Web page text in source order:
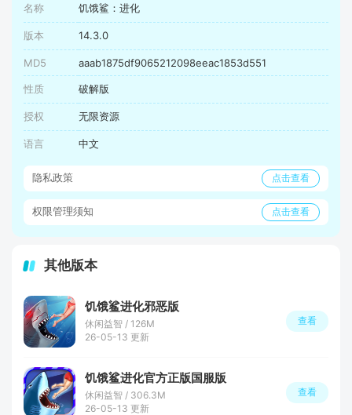
名称 饥饿鲨：进化
版本 14.3.0
MD5 aaab1875df9065212098eeac1853d551
性质 破解版
授权 无限资源
语言 中文
隐私政策 点击查看
权限管理须知 点击查看
其他版本
饥饿鲨进化邪恶版
休闲益智 / 126M
26-05-13 更新
查看
饥饿鲨进化官方正版国服版
休闲益智 / 306.3M
26-05-13 更新
查看